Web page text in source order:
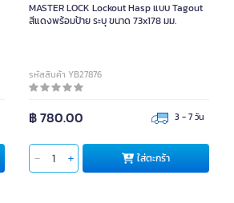
MASTER LOCK Lockout Hasp แบบ Tagout
สีแดงพร้อมป้าย ระบุ ขนาด 73x178 มม.
รหัสสินค้า YB27876
฿ 780.00 3 - 7 วัน
ใส่ตะกร้า